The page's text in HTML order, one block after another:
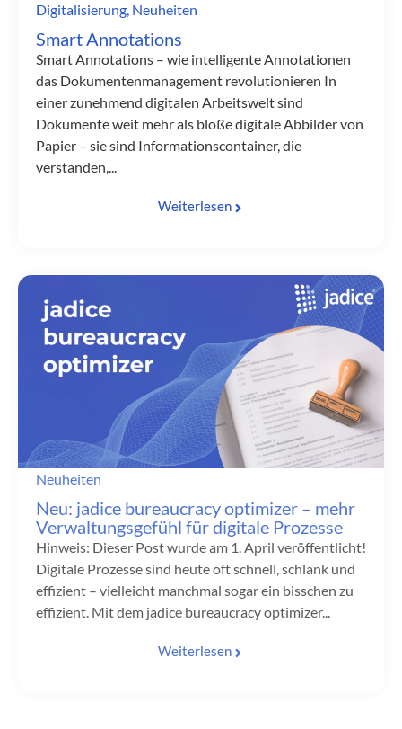
Digitalisierung, Neuheiten
Smart Annotations
Smart Annotations – wie intelligente Annotationen
das Dokumentenmanagement revolutionieren In
einer zunehmend digitalen Arbeitswelt sind
Dokumente weit mehr als bloße digitale Abbilder von
Papier – sie sind Informationscontainer, die
verstanden,...
Weiterlesen
Neuheiten
Neu: jadice bureaucracy optimizer – mehr
Verwaltungsgefühl für digitale Prozesse
Hinweis: Dieser Post wurde am 1. April veröffentlicht!
Digitale Prozesse sind heute oft schnell, schlank und
effizient – vielleicht manchmal sogar ein bisschen zu
effizient. Mit dem jadice bureaucracy optimizer...
Weiterlesen